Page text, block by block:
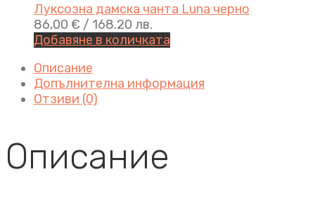
Луксозна дамска чанта Luna черно
86,00 € / 168.20 лв.
Добавяне в количката
Описание
Допълнителна информация
Отзиви (0)
Описание